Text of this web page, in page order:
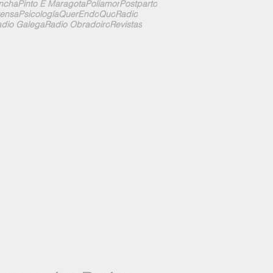
Pinto E MaragotaPoliamorPostparto
PsicologíaQuerEndoQuoRadio
GalegaRadio ObradoiroRevistas